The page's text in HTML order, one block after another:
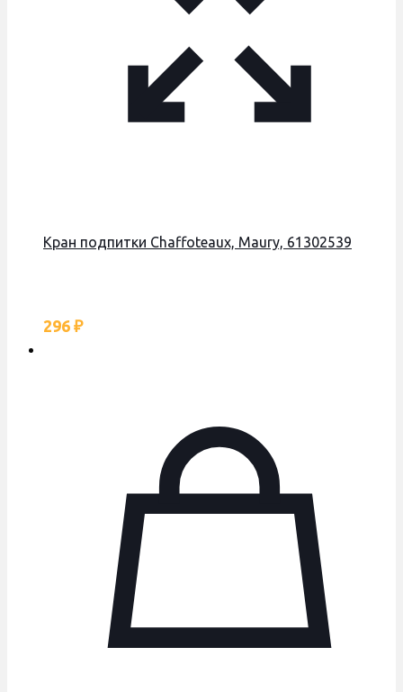
Кран подпитки Chaffoteaux, Maury, 61302539
296 ₽